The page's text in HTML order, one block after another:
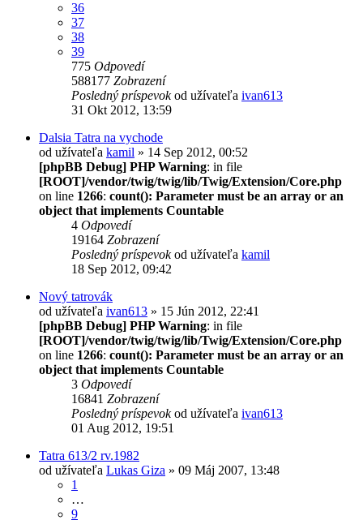
36
37
38
39
775 Odpovedí
588177 Zobrazení
Posledný príspevokod užívateľa ivan613
31 Okt 2012, 13:59
Dalsia Tatra na vychode
od užívateľa kamil » 14 Sep 2012, 00:52
[phpBB Debug] PHP Warning: in file
[ROOT]/vendor/twig/twig/lib/Twig/Extension/Core.php
on line 1266: count(): Parameter must be an array or an
object that implements Countable
4 Odpovedí
19164 Zobrazení
Posledný príspevokod užívateľa kamil
18 Sep 2012, 09:42
Nový tatrovák
od užívateľa ivan613 » 15 Jún 2012, 22:41
[phpBB Debug] PHP Warning: in file
[ROOT]/vendor/twig/twig/lib/Twig/Extension/Core.php
on line 1266: count(): Parameter must be an array or an
object that implements Countable
3 Odpovedí
16841 Zobrazení
Posledný príspevokod užívateľa ivan613
01 Aug 2012, 19:51
Tatra 613/2 rv.1982
od užívateľa Lukas Giza » 09 Máj 2007, 13:48
1
…
9